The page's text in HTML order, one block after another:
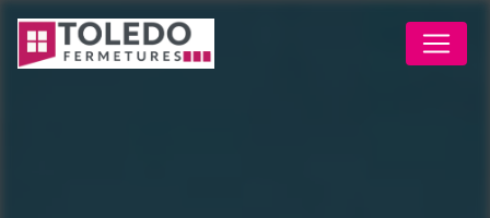
Panneau de gestion des cookies